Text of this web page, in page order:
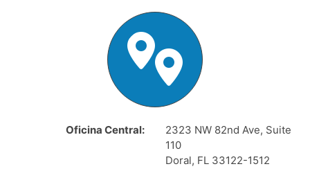
Oficina Central:
2323 NW 82nd Ave, Suite
110
Doral, FL 33122-1512